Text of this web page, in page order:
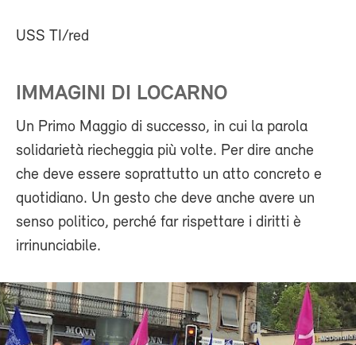
USS TI/red
IMMAGINI DI LOCARNO
Un Primo Maggio di successo, in cui la parola
solidarietà riecheggia più volte. Per dire anche
che deve essere soprattutto un atto concreto e
quotidiano. Un gesto che deve anche avere un
senso politico, perché far rispettare i diritti è
irrinunciabile.